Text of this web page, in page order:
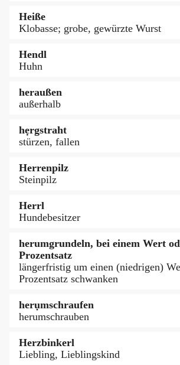
Heiße
Klobasse; grobe, gewürzte Wurst
Hendl
Huhn
heraußen
außerhalb
hẹrgstraht
stürzen, fallen
Herrenpilz
Steinpilz
Herrl
Hundebesitzer
herumgrundeln, bei einem Wert
Prozentsatz
längerfristig um einen (niedrigen)
Prozentsatz schwanken
herụmschraufen
herumschrauben
Herzbinkerl
Liebling, Lieblingskind